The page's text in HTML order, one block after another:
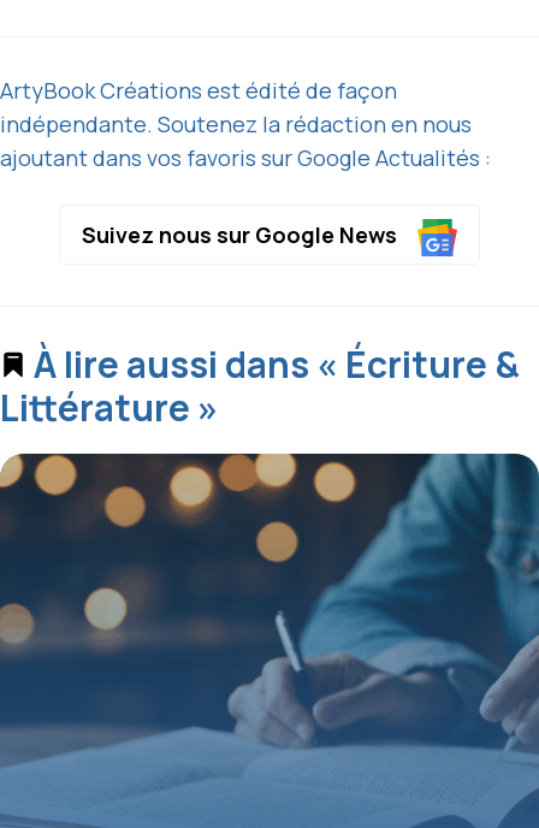
ArtyBook Créations est édité de façon
indépendante. Soutenez la rédaction en nous
ajoutant dans vos favoris sur Google Actualités :
Suivez nous sur Google News
À lire aussi dans « Écriture &
Littérature »